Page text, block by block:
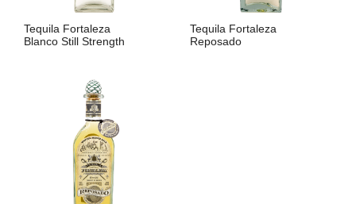
Tequila Fortaleza
Blanco Still Strength
LIRE LA SUITE
Tequila Fortaleza
Reposado